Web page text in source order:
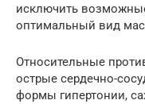
исключить
оптимальный вид
Относительные
острые сердечно-
формы гипертонии,